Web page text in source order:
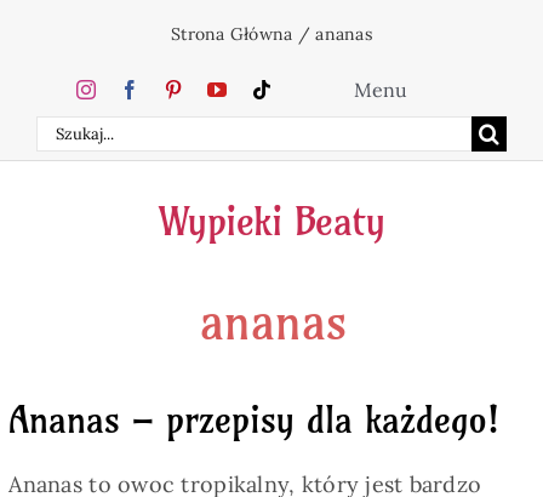
zawartości
Strona Główna /ananas
Szukaj
Menu
Home
Ciasta
Napoje
Wypieki Beaty
ananas
Ananas – przepisy dla każdego!
Ananas to owoc tropikalny, który jest bardzo